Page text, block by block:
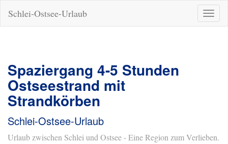
ein-/
Schlei-Ostsee-Urlaub
Spaziergang 4-5 Stunden
Ostseestrand mit
Strandkörben
Schlei-Ostsee-Urlaub
Urlaub zwischen Schlei und Ostsee - Eine Region zum Verlieben.